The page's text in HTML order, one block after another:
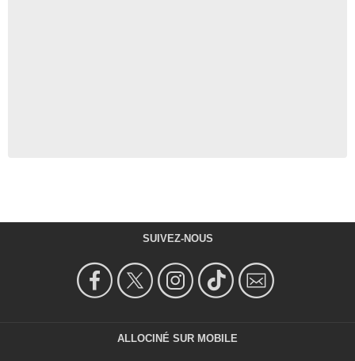
SUIVEZ-NOUS
ALLOCINÉ SUR MOBILE